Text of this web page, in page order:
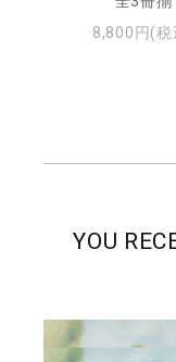
8,800円(税
YOU